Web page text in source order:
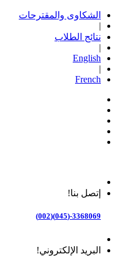
الشكاوى والمقترحات
|
نتائج الطلاب
|
English
|
French
إتصل بنا!
3368069-(045)(002)
البريد الإلكتروني!